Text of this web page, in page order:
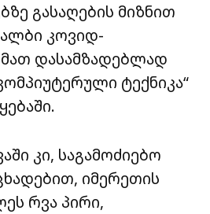
გასაღების მიზნით
კოვიდ-
დასამზადებლად
ტექნიკა“
კი, საგამოძიებო
იმერეთის
რვა პირი,